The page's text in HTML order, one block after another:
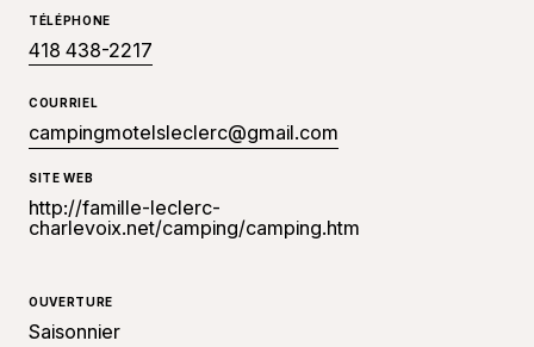
TÉLÉPHONE
418 438-2217
COURRIEL
campingmotelsleclerc@gmail.com
SITE WEB
http://famille-leclerc-
charlevoix.net/camping/camping.htm
OUVERTURE
Saisonnier